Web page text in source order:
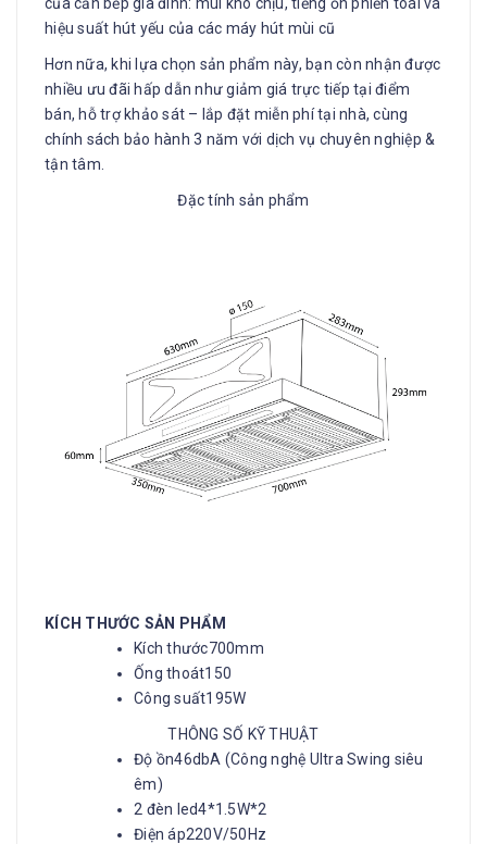
của căn bếp gia đình: mùi khó chịu, tiếng ồn phiền toái và
hiệu suất hút yếu của các máy hút mùi cũ
Hơn nữa, khi lựa chọn sản phẩm này, bạn còn nhận được
nhiều ưu đãi hấp dẫn như giảm giá trực tiếp tại điểm
bán, hỗ trợ khảo sát – lắp đặt miễn phí tại nhà, cùng
chính sách bảo hành 3 năm với dịch vụ chuyên nghiệp &
tận tâm.
Đặc tính sản phẩm
KÍCH THƯỚC SẢN PHẨM
Kích thước700mm
Ống thoát150
Công suất195W
THÔNG SỐ KỸ THUẬT
Độ ồn46dbA (Công nghệ Ultra Swing siêu
êm)
2 đèn led4*1.5W*2
Điện áp220V/50Hz